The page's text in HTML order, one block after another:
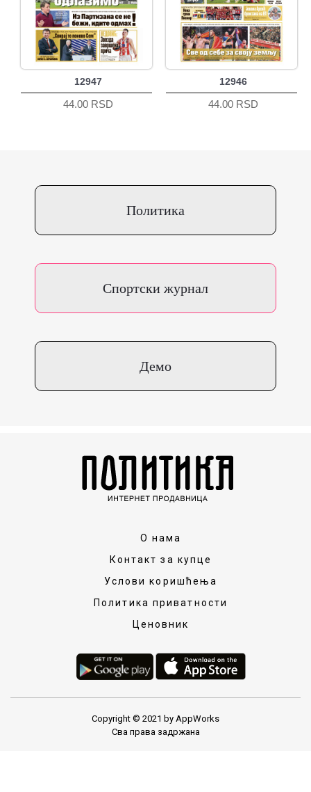
12947
44.00 RSD
12946
44.00 RSD
Политика
Спортски журнал
Демо
О нама
Контакт за купце
Услови коришћења
Политика приватности
Ценовник
Copyright © 2021 by AppWorks
Сва права задржана